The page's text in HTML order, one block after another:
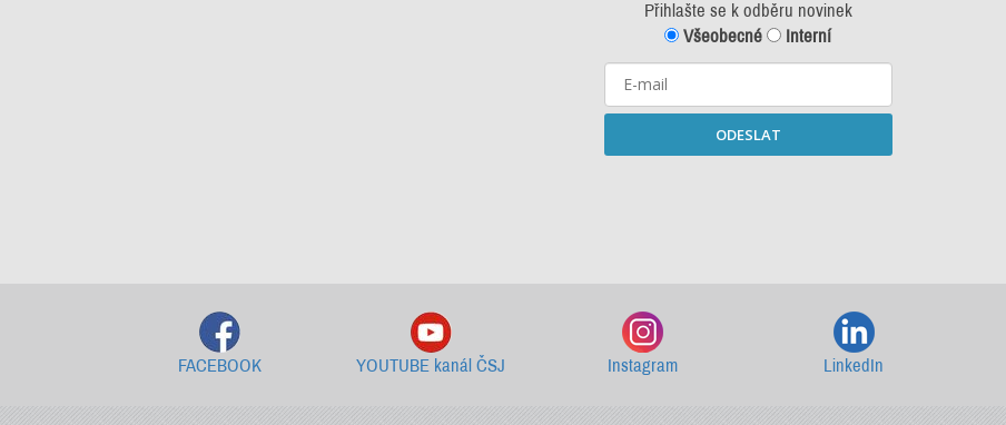
Přihlašte se k odběru novinek
Všeobecné
Interní
ODESLAT
FACEBOOK YOUTUBE kanál ČSJ Instagram LinkedIn